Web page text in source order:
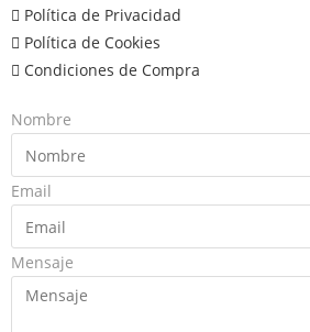
Política de Privacidad
Política de Cookies
Condiciones de Compra
Nombre
Email
Mensaje